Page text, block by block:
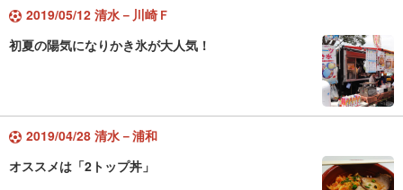
2019/05/12 清水－川崎Ｆ
初夏の陽気になりかき氷が大人気！
2019/04/28 清水－浦和
オススメは「2トップ丼」